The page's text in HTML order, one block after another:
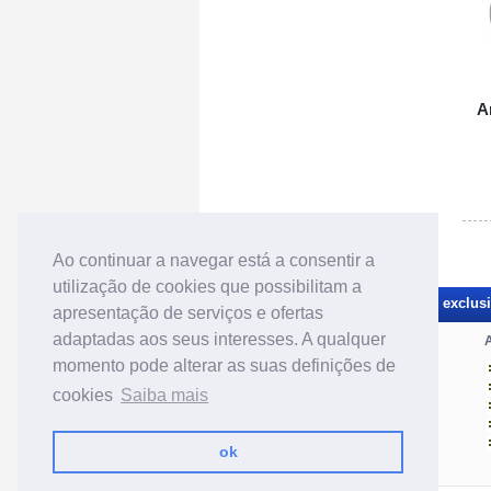
Ao continuar a navegar está a consentir a
utilização de cookies que possibilitam a
apresentação de serviços e ofertas
adaptadas aos seus interesses. A qualquer
momento pode alterar as suas definições de
cookies Saiba mais
ok
Receba novidades e promoções
Categorias de material tuning:
Jantes